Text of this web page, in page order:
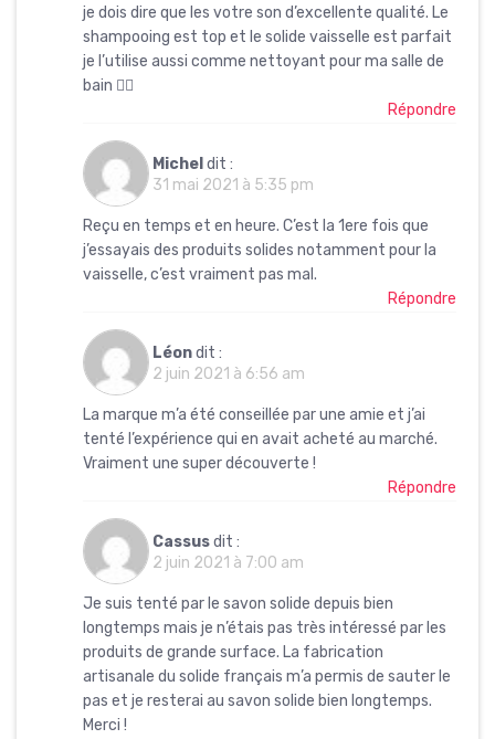
je dois dire que les votre son d’excellente qualité. Le
shampooing est top et le solide vaisselle est parfait
je l’utilise aussi comme nettoyant pour ma salle de
bain 👍🏻
Répondre
Michel dit :
31 mai 2021 à 5:35 pm
Reçu en temps et en heure. C’est la 1ere fois que
j’essayais des produits solides notamment pour la
vaisselle, c’est vraiment pas mal.
Répondre
Léondit :
2 juin 2021 à 6:56 am
La marque m’a été conseillée par une amie et j’ai
tenté l’expérience qui en avait acheté au marché.
Vraiment une super découverte !
Répondre
Cassusdit :
2 juin 2021 à 7:00 am
Je suis tenté par le savon solide depuis bien
longtemps mais je n’étais pas très intéressé par les
produits de grande surface. La fabrication
artisanale du solide français m’a permis de sauter le
pas et je resterai au savon solide bien longtemps.
Merci !